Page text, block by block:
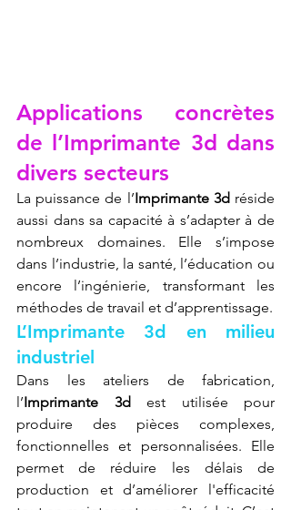
Applications concrètes
de l’Imprimante 3d dans
divers secteurs
La puissance de l’Imprimante 3d réside
aussi dans sa capacité à s’adapter à de
nombreux domaines. Elle s’impose
dans l’industrie, la santé, l’éducation ou
encore l’ingénierie, transformant les
méthodes de travail et d’apprentissage.
L’Imprimante 3d en milieu
industriel
Dans les ateliers de fabrication,
l’Imprimante 3d est utilisée pour
produire des pièces complexes,
fonctionnelles et personnalisées. Elle
permet de réduire les délais de
production et d’améliorer l'efficacité